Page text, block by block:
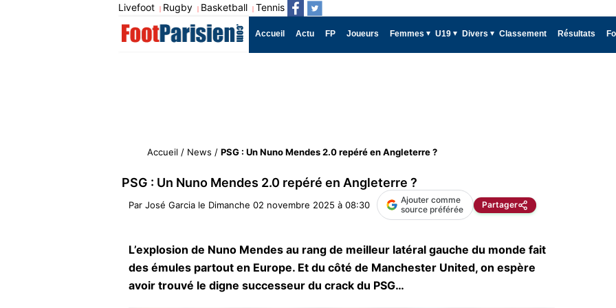
Livefoot | Rugby | Basketball | Tennis
Accueil Actu FP Joueurs Femmes U19 Divers Classement Résultats
Accueil / News / PSG : Un Nuno Mendes 2.0 repéré en Angleterre ?
PSG : Un Nuno Mendes 2.0 repéré en Angleterre ?
Par José Garcia le Dimanche 02 novembre 2025 à 08:30
Ajouter comme
source préférée
Partager
L’explosion de Nuno Mendes au rang de meilleur latéral gauche du monde fait
des émules partout en Europe. Et du côté de Manchester United, on espère
avoir trouvé le digne successeur du crack du PSG…